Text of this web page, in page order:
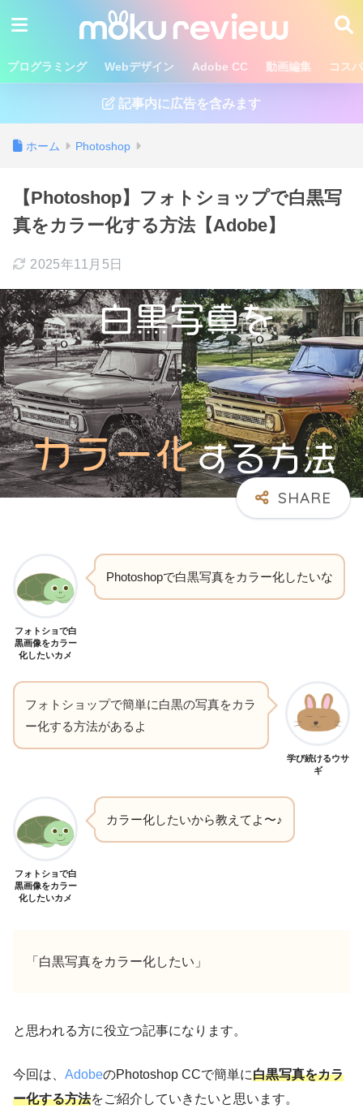
プログラミング Webデザイン Adobe CC 動画編集 コス
記事内に広告を含みます
ホーム Photoshop
【Photoshop】フォトショップで白黒写
真をカラー化する方法【Adobe】
2025年11月5日
フォトショで白
黒画像をカラー
化したいカメ
Photoshopで白黒写真をカラー化したいな
フォトショップで簡単に白黒の写真をカラ
ー化する方法があるよ
学び続けるウサ
ギ
フォトショで白
黒画像をカラー
化したいカメ
カラー化したいから教えてよ〜♪
「白黒写真をカラー化したい」
と思われる方に役立つ記事になります。
今回は、 AdobeのPhotoshop CCで簡単に白黒写真をカラ
ー化する方法をご紹介していきたいと思います。